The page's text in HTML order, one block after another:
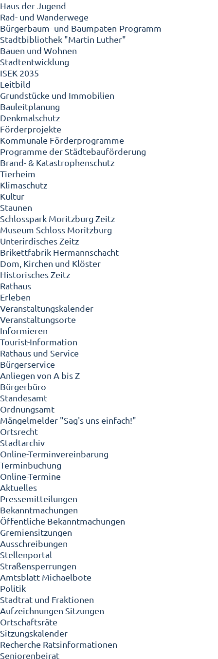
Haus der Jugend
Rad- und Wanderwege
Bürgerbaum- und Baumpaten-Programm
Stadtbibliothek "Martin Luther"
Bauen und Wohnen
Stadtentwicklung
ISEK 2035
Leitbild
Grundstücke und Immobilien
Bauleitplanung
Denkmalschutz
Förderprojekte
Kommunale Förderprogramme
Programme der Städtebauförderung
Brand- & Katastrophenschutz
Tierheim
Klimaschutz
Kultur
Staunen
Schlosspark Moritzburg Zeitz
Museum Schloss Moritzburg
Unterirdisches Zeitz
Brikettfabrik Hermannschacht
Dom, Kirchen und Klöster
Historisches Zeitz
Rathaus
Erleben
Veranstaltungskalender
Veranstaltungsorte
Informieren
Tourist-Information
Rathaus und Service
Bürgerservice
Anliegen von A bis Z
Bürgerbüro
Standesamt
Ordnungsamt
Mängelmelder "Sag's uns einfach!"
Ortsrecht
Stadtarchiv
Online-Terminvereinbarung
Terminbuchung
Online-Termine
Aktuelles
Pressemitteilungen
Bekanntmachungen
Öffentliche Bekanntmachungen
Gremiensitzungen
Ausschreibungen
Stellenportal
Straßensperrungen
Amtsblatt Michaelbote
Politik
Stadtrat und Fraktionen
Aufzeichnungen Sitzungen
Ortschaftsräte
Sitzungskalender
Recherche Ratsinformationen
Seniorenbeirat